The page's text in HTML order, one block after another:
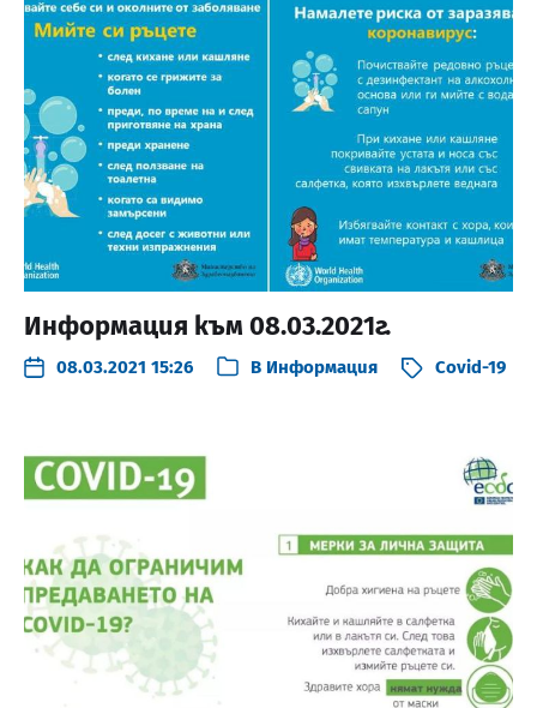
Информация към 08.03.2021г.
08.03.2021 15:26 В Информация Covid-19